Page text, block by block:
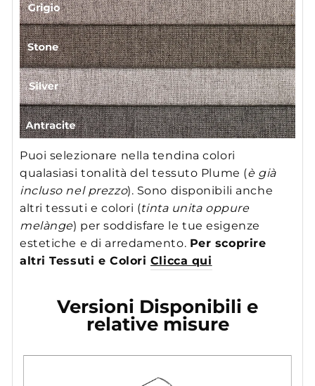
Puoi selezionare nella tendina colori
qualasiasi tonalità del tessuto Plume (è già
incluso nel prezzo). Sono disponibili anche
altri tessuti e colori (tinta unita oppure
melànge) per soddisfare le tue esigenze
estetiche e di arredamento. Per scoprire
altri Tessuti e Colori Clicca qui
Versioni Disponibili e
relative misure